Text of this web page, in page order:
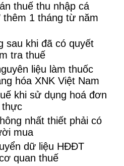
thuế thu nhập cá
1 tháng từ năm
sau khi đã có quyết
tra thuế
liệu làm thuốc
hóa XNK Việt Nam
khi sử dụng hoá đơn
thực
nhất thiết phải có
mua
dữ liệu HĐĐT
quan thuế